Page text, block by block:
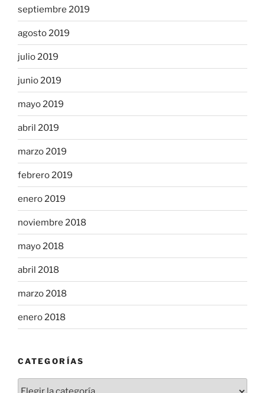
septiembre 2019
agosto 2019
julio 2019
junio 2019
mayo 2019
abril 2019
marzo 2019
febrero 2019
enero 2019
noviembre 2018
mayo 2018
abril 2018
marzo 2018
enero 2018
CATEGORÍAS